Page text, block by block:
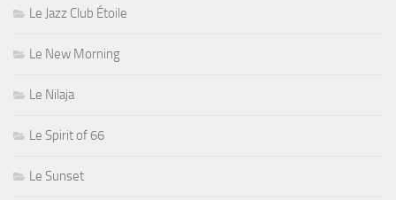
Le Jazz Club Étoile
Le New Morning
Le Nilaja
Le Spirit of 66
Le Sunset